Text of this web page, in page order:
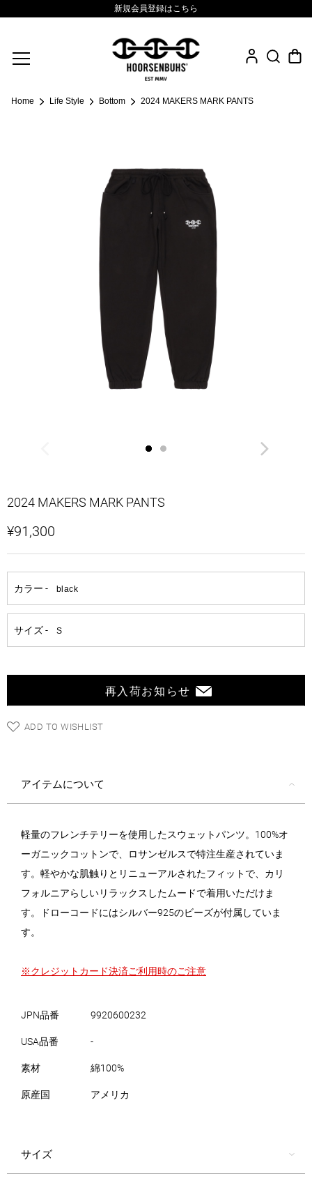
.925 Sterling
新規会員登録はこちら
Home Life Style Bottom 2024 MAKERS MARK PANTS
2024 MAKERS MARK PANTS
¥91,300
再入荷お知らせ
ADD TO WISHLIST
アイテムについて
軽量のフレンチテリーを使用したスウェットパンツ。100%オ
ーガニックコットンで、ロサンゼルスで特注生産されていま
す。軽やかな肌触りとリニューアルされたフィットで、カリ
フォルニアらしいリラックスしたムードで着用いただけま
す。ドローコードにはシルバー925のビーズが付属していま
す。
※クレジットカード決済ご利用時のご注意
JPN品番 9920600232
USA品番 -
素材 綿100%
原産国 アメリカ
サイズ